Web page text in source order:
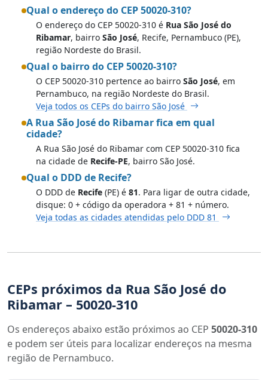
Qual o endereço do CEP 50020-310?
O endereço do CEP 50020-310 é Rua São José do
Ribamar, bairro São José, Recife, Pernambuco (PE),
região Nordeste do Brasil.
Qual o bairro do CEP 50020-310?
O CEP 50020-310 pertence ao bairro São José, em
Pernambuco, na região Nordeste do Brasil.
Veja todos os CEPs do bairro São José
A Rua São José do Ribamar fica em qual
cidade?
A Rua São José do Ribamar com CEP 50020-310 fica
na cidade de Recife-PE, bairro São José.
Qual o DDD de Recife?
O DDD de Recife (PE) é 81. Para ligar de outra cidade,
disque: 0 + código da operadora + 81 + número.
Veja todas as cidades atendidas pelo DDD 81
CEPs próximos da Rua São José do
Ribamar – 50020-310
Os endereços abaixo estão próximos ao CEP 50020-310
e podem ser úteis para localizar endereços na mesma
região de Pernambuco.